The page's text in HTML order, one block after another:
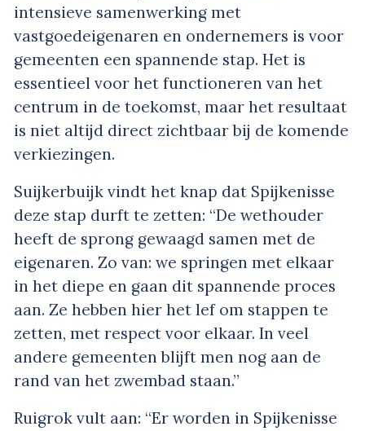
intensieve samenwerking met
vastgoedeigenaren en ondernemers is voor
gemeenten een spannende stap. Het is
essentieel voor het functioneren van het
centrum in de toekomst, maar het resultaat
is niet altijd direct zichtbaar bij de komende
verkiezingen.
Suijkerbuijk vindt het knap dat Spijkenisse
deze stap durft te zetten: “De wethouder
heeft de sprong gewaagd samen met de
eigenaren. Zo van: we springen met elkaar
in het diepe en gaan dit spannende proces
aan. Ze hebben hier het lef om stappen te
zetten, met respect voor elkaar. In veel
andere gemeenten blijft men nog aan de
rand van het zwembad staan.”
Ruigrok vult aan: “Er worden in Spijkenisse